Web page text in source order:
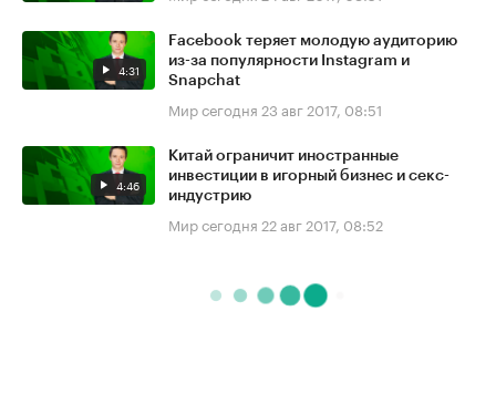
4:31
Facebook теряет молодую аудиторию
из-за популярности Instagram и
Snapchat
Мир сегодня 23 авг 2017, 08:51
4:46
Китай ограничит иностранные
инвестиции в игорный бизнес и секс-
индустрию
Мир сегодня 22 авг 2017, 08:52